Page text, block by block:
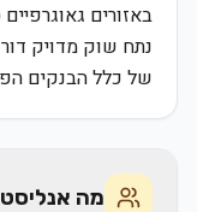
באזורים
נתח שוק מדויק
של כלל הבנקים
מה